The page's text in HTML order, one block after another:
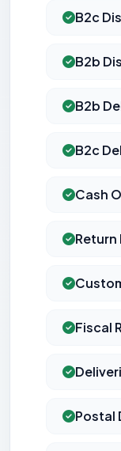
B2c
B2b
B2b
B2c
Cash
Fiscal
Postal